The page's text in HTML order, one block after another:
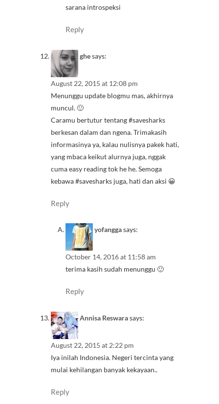
sarana introspeksi
Reply
ghesays:
August 22, 2015 at 12:08 pm
Menunggu update blogmu mas, akhirnya
muncul. 🙂
Caramu bertutur tentang #savesharks
berkesan dalam dan ngena. Trimakasih
informasinya ya, kalau nulisnya pakek hati,
yang mbaca keikut alurnya juga, nggak
cuma easy reading tok he he. Semoga
kebawa #savesharks juga, hati dan aksi 😀
Reply
yofanggasays:
October 14, 2016 at 11:58 am
terima kasih sudah menunggu 🙂
Reply
Annisa Reswarasays:
August 22, 2015 at 2:22 pm
Iya inilah Indonesia. Negeri tercinta yang
mulai kehilangan banyak kekayaan..
Reply